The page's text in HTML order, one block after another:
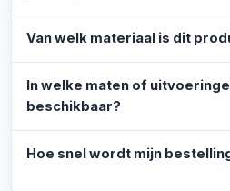
Van welk materiaal is dit
In welke maten of
beschikbaar?
Hoe snel wordt mijn